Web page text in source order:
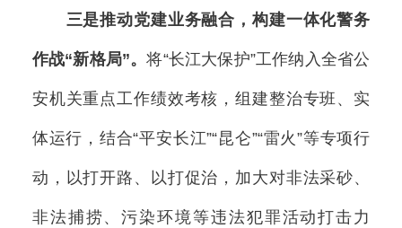
三是推动党建业务融合，构建一体化警务
作战“新格局”。将“长江大保护”工作纳入全省公
安机关重点工作绩效考核，组建整治专班、实
体运行，结合“平安长江”“昆仑”“雷火”等专项行
动，以打开路、以打促治，加大对非法采砂、
非法捕捞、污染环境等违法犯罪活动打击力